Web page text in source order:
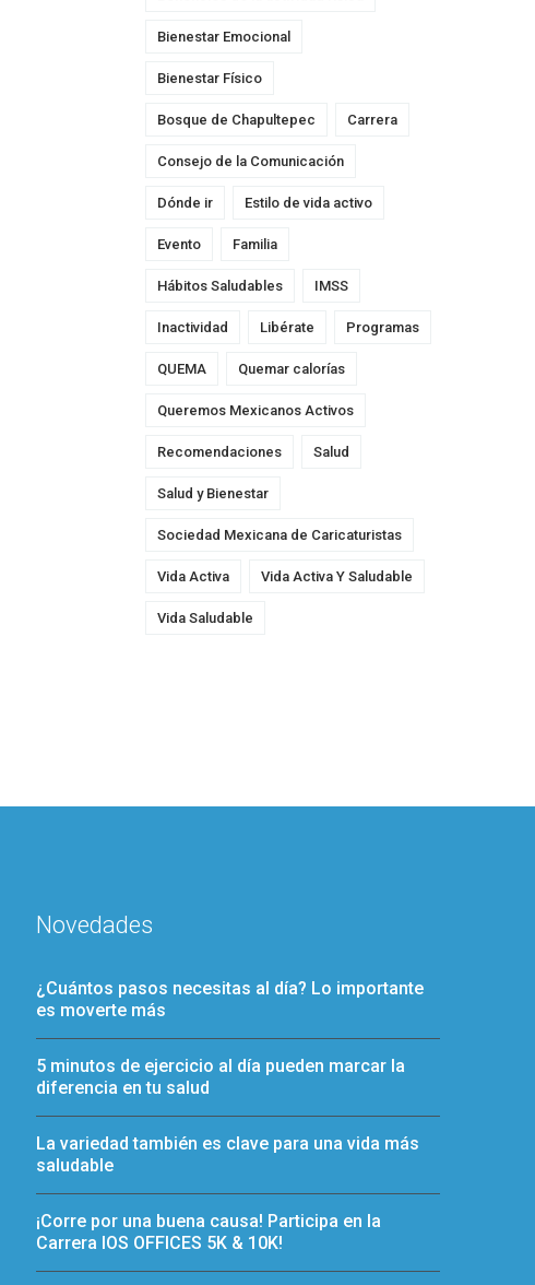
Bienestar Emocional
Bienestar Físico
Bosque de Chapultepec Carrera
Consejo de la Comunicación
Dónde ir Estilo de vida activo
Evento Familia
Hábitos Saludables IMSS
Inactividad Libérate Programas
QUEMA Quemar calorías
Queremos Mexicanos Activos
Recomendaciones Salud
Salud y Bienestar
Sociedad Mexicana de Caricaturistas
Vida Activa Vida Activa Y Saludable
Vida Saludable
Novedades
¿Cuántos pasos necesitas al día? Lo importante
es moverte más
5 minutos de ejercicio al día pueden marcar la
diferencia en tu salud
La variedad también es clave para una vida más
saludable
¡Corre por una buena causa! Participa en la
Carrera IOS OFFICES 5K & 10K!